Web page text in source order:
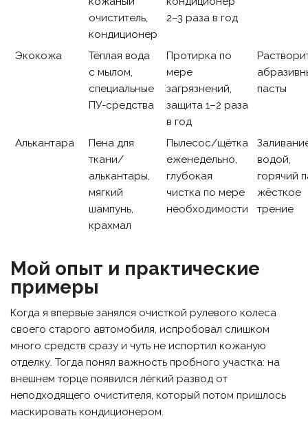
очиститель,
кондиционер
2–3 раза в год
Экокожа
Тёплая вода
с мылом,
специальные
ПУ-средства
Протирка по
мере
загрязнений,
защита 1–2 раза
в год
пасты
Алькантара
Пена для
ткани/
алькантары,
мягкий
шампунь,
крахмал
Пылесос/щётка
еженедельно,
глубокая
чистка по мере
необходимости
водой,
горячий
жёсткое
трение
Мой опыт и практические
примеры
Когда я впервые занялся очисткой рулевого колеса
своего старого автомобиля, испробовал слишком
много средств сразу и чуть не испортил кожаную
отделку. Тогда понял важность пробного участка: на
внешнем торце появился лёгкий развод от
неподходящего очистителя, который потом пришлось
маскировать кондиционером.